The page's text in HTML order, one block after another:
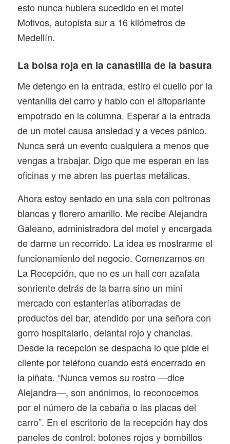
esto nunca hubiera sucedido en el motel
Motivos, autopista sur a 16 kilómetros de
Medellín.
La bolsa roja en la canastilla de la basura
Me detengo en la entrada, estiro el cuello por la
ventanilla del carro y hablo con el altoparlante
empotrado en la columna. Esperar a la entrada
de un motel causa ansiedad y a veces pánico.
Nunca será un evento cualquiera a menos que
vengas a trabajar. Digo que me esperan en las
oficinas y me abren las puertas metálicas.
Ahora estoy sentado en una sala con poltronas
blancas y florero amarillo. Me recibe Alejandra
Galeano, administradora del motel y encargada
de darme un recorrido. La idea es mostrarme el
funcionamiento del negocio. Comenzamos en
La Recepción, que no es un hall con azafata
sonriente detrás de la barra sino un mini
mercado con estanterías atiborradas de
productos del bar, atendido por una señora con
gorro hospitalario, delantal rojo y chanclas.
Desde la recepción se despacha lo que pide el
cliente por teléfono cuando está encerrado en
la piñata. “Nunca vemos su rostro —dice
Alejandra—, son anónimos, lo reconocemos
por el número de la cabaña o las placas del
carro”. En el escritorio de la recepción hay dos
paneles de control: botones rojos y bombillos